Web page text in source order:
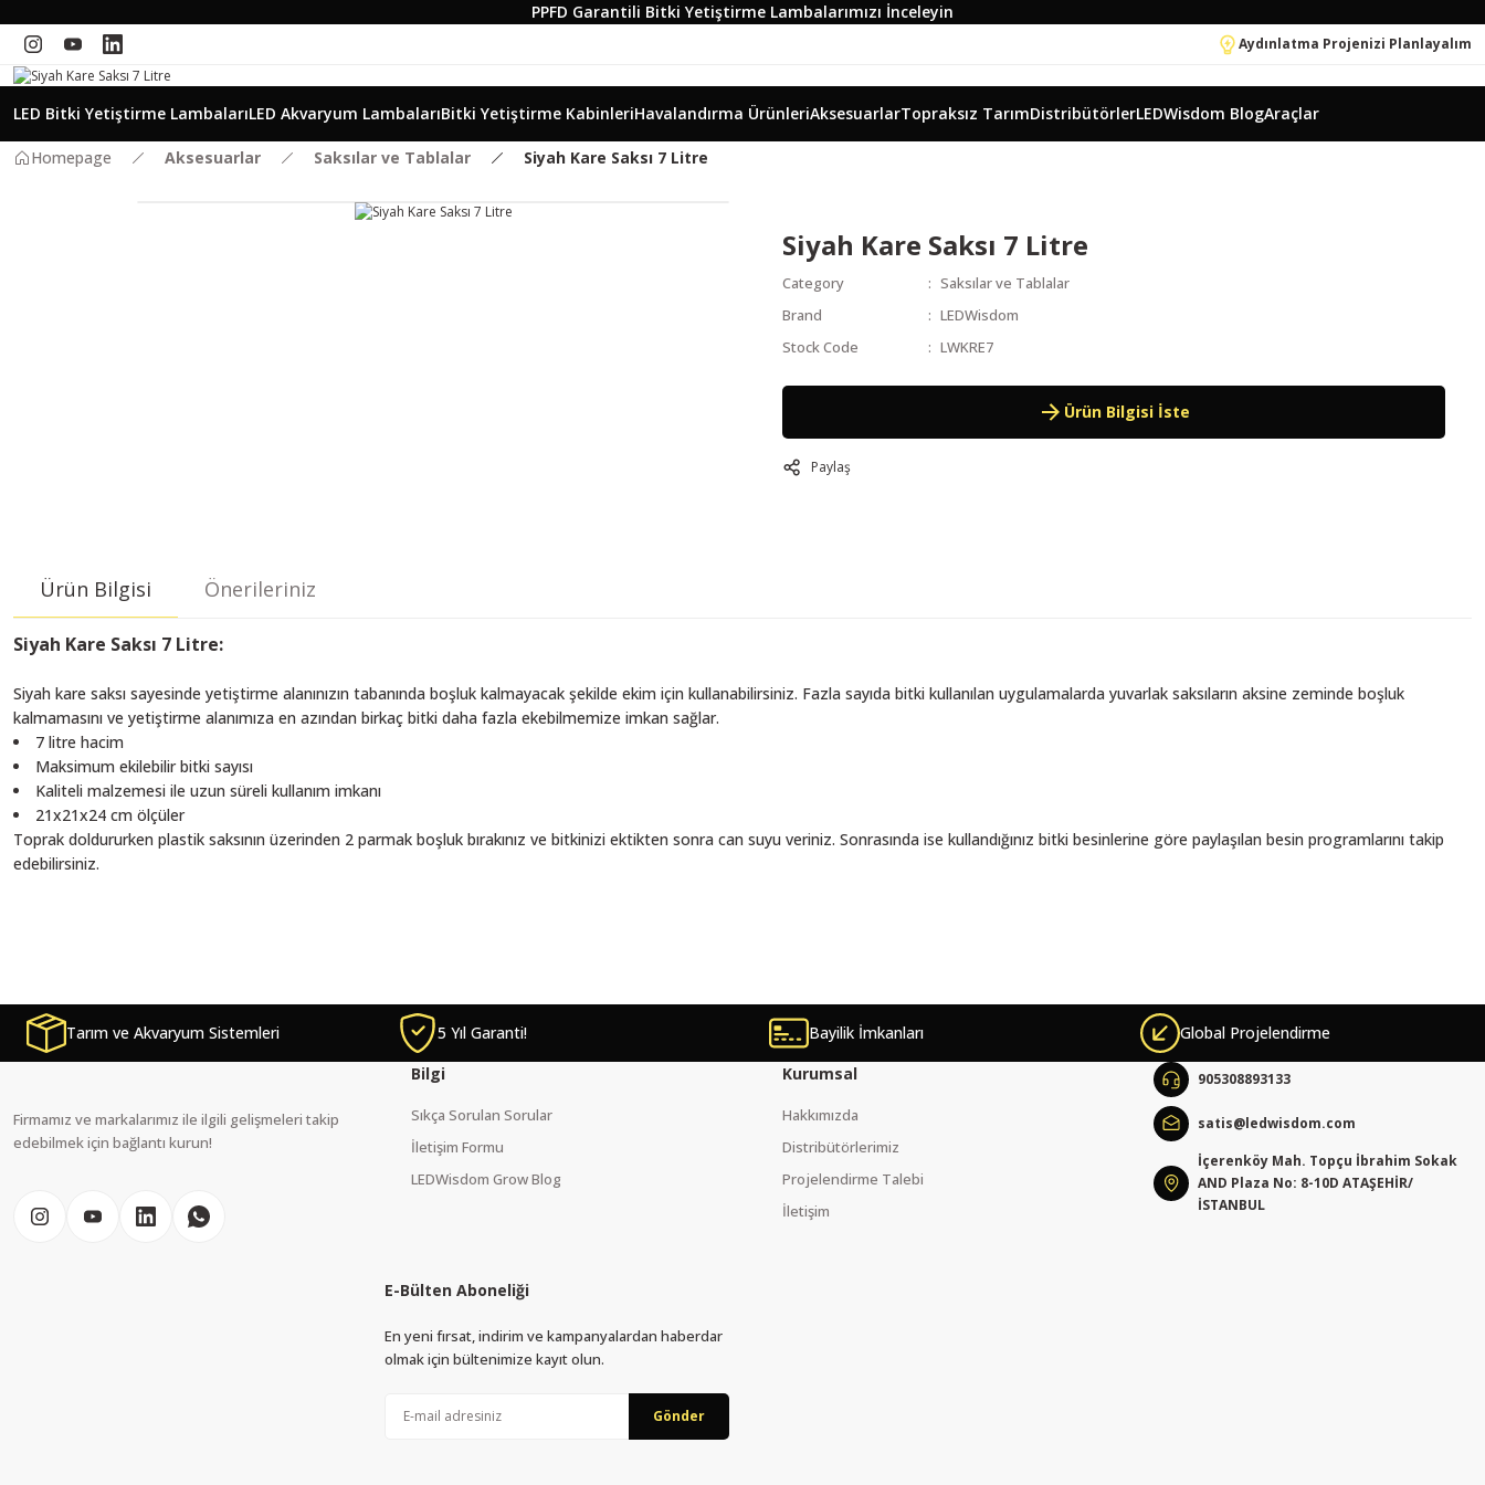
PPFD Garantili Bitki Yetiştirme Lambalarımızı İnceleyin
Aydınlatma Projenizi Planlayalım
LED Bitki Yetiştirme LambalarıLED Akvaryum LambalarıBitki Yetiştirme KabinleriHavalandırma ÜrünleriAksesuarlarTopraksız TarımDistribütörlerLEDWisdom BlogAraçlar
Homepage Aksesuarlar Saksılar ve Tablalar Siyah Kare Saksı 7 Litre
Siyah Kare Saksı 7 Litre
Category
Saksılar ve Tablalar
Brand
LEDWisdom
Stock Code
LWKRE7
Ürün Bilgisi İste
Paylaş
Ürün Bilgisi Önerileriniz
Siyah Kare Saksı 7 Litre:
Siyah kare saksı sayesinde yetiştirme alanınızın tabanında boşluk kalmayacak şekilde ekim için kullanabilirsiniz. Fazla sayıda bitki kullanılan uygulamalarda yuvarlak saksıların aksine zeminde boşluk
kalmamasını ve yetiştirme alanımıza en azından birkaç bitki daha fazla ekebilmemize imkan sağlar.
7 litre hacim
Maksimum ekilebilir bitki sayısı
Kaliteli malzemesi ile uzun süreli kullanım imkanı
21x21x24 cm ölçüler
Toprak doldururken plastik saksının üzerinden 2 parmak boşluk bırakınız ve bitkinizi ektikten sonra can suyu veriniz. Sonrasında ise kullandığınız bitki besinlerine göre paylaşılan besin programlarını takip
edebilirsiniz.
Product image is poor quality, corrupted, or not viewable.
Product is more expensive than on other sites.
Tarım ve Akvaryum Sistemleri 5 Yıl Garanti! Bayilik İmkanları Global Projelendirme
Firmamız ve markalarımız ile ilgili gelişmeleri takip
edebilmek için bağlantı kurun!
Bilgi
Sıkça Sorulan Sorular
İletişim Formu
LEDWisdom Grow Blog
Kurumsal
Hakkımızda
Distribütörlerimiz
Projelendirme Talebi
İletişim
905308893133
satis@ledwisdom.com
İçerenköy Mah. Topçu İbrahim Sokak
AND Plaza No: 8-10D ATAŞEHİR/
İSTANBUL
E-Bülten Aboneliği
En yeni fırsat, indirim ve kampanyalardan haberdar
olmak için bültenimize kayıt olun.
Gönder